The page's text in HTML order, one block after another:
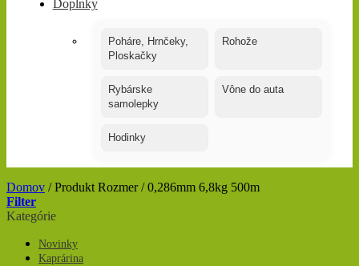
Doplnky
Poháre, Hrnčeky,
Ploskačky
Rohože
Rybárske
samolepky
Vône do auta
Hodinky
Domov /Produkt Rozmer/0,286mm 6,8kg 500m
Filter
Kategórie
Novinky
Kaprárina